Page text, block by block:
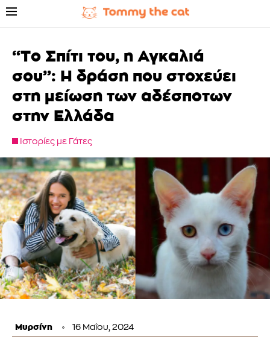
“Το Σπίτι του, η Αγκαλιά
σου”: Η δράση που στοχεύει
στη μείωση των αδέσποτων
στην Ελλάδα
Ιστορίες με Γάτες
Μυρσίνη 16 Μαΐου, 2024